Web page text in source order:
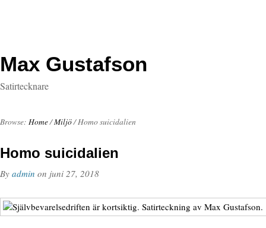
Max Gustafson
Satirtecknare
Browse: Home/Miljö/Homo suicidalien
Homo suicidalien
By admin on juni 27, 2018